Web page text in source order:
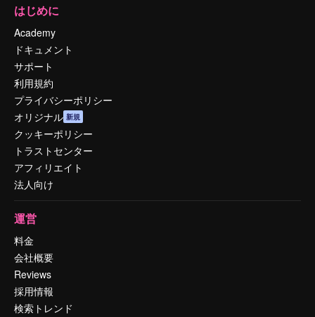
はじめに
Academy
ドキュメント
サポート
利用規約
プライバシーポリシー
オリジナル 新規
クッキーポリシー
トラストセンター
アフィリエイト
法人向け
運営
料金
会社概要
Reviews
採用情報
検索トレンド